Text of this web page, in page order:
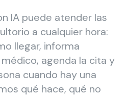
IA puede atender las
a cualquier hora:
llegar, informa
agenda la cita y
cuando hay una
qué hace, qué no